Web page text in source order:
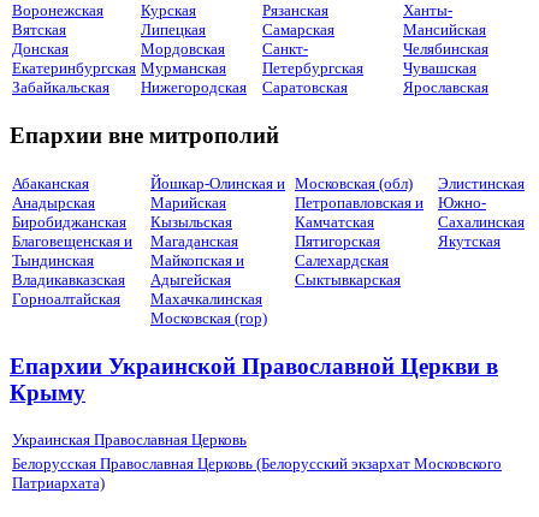
Воронежская
Вятская
Донская
Екатеринбургская
Забайкальская
Курская
Липецкая
Мордовская
Мурманская
Нижегородская
Рязанская
Самарская
Санкт-
Петербургская
Саратовская
Ханты-
Мансийская
Челябинская
Чувашская
Ярославская
Епархии вне митрополий
Абаканская
Анадырская
Биробиджанская
Благовещенская и
Тындинская
Владикавказская
Горноалтайская
Йошкар-Олинская и
Марийская
Кызыльская
Магаданская
Майкопская и
Адыгейская
Махачкалинская
Московская (гор)
Московская (обл)
Петропавловская и
Камчатская
Пятигорская
Салехардская
Сыктывкарская
Элистинская
Южно-
Сахалинская
Якутская
Епархии Украинской Православной Церкви в
Крыму
Украинская Православная Церковь
Белорусская Православная Церковь (Белорусский экзархат Московского
Патриархата)